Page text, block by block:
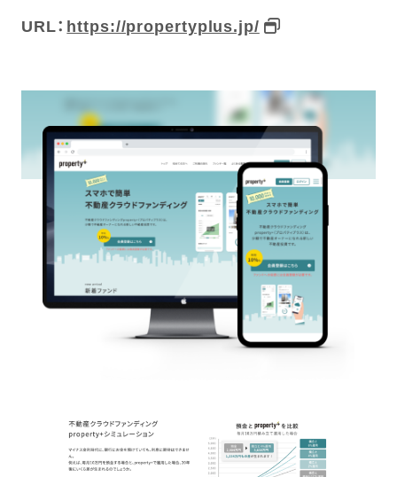
URL： https://propertyplus.jp/